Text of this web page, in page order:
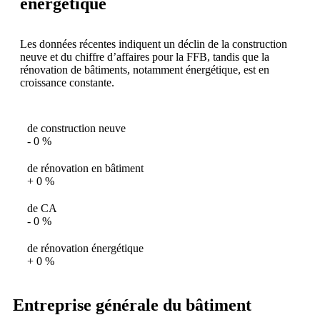
Les données récentes indiquent un déclin de la construction
neuve et du chiffre d’affaires pour la FFB, tandis que la
rénovation de bâtiments, notamment énergétique, est en
croissance constante.
de construction neuve
- 0 %
de rénovation en bâtiment
+ 0 %
de CA
- 0 %
de rénovation énergétique
+ 0 %
Entreprise générale du bâtiment